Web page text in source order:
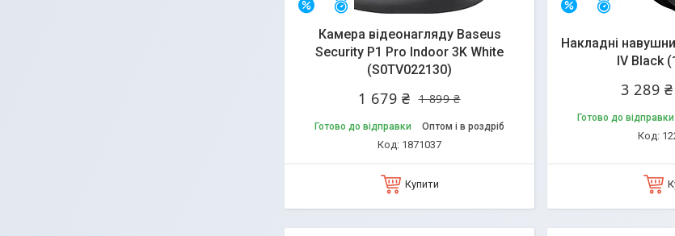
–12% Залишилось 40 днів
Камера відеонагляду Baseus
Security P1 Pro Indoor 3K White
(S0TV022130)
1 899 ₴
1 679 ₴
Готово до відправки Оптом і в роздріб
1871037
Купити
–16% Залишився
Накладні
IV Black
3 289 ₴
Готово до відправки